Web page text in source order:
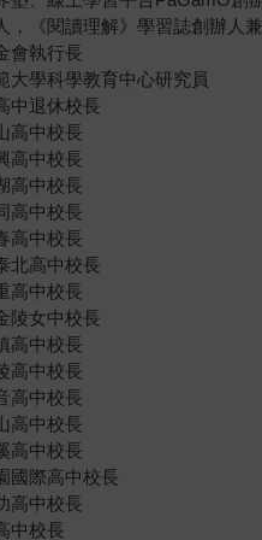
，《閱讀理解》學習誌創辦人
會執行長
大學科學教育中心研究員
中退休校長
高中校長
高中校長
高中校長
高中校長
高中校長
北高中校長
高中校長
陵女中校長
高中校長
高中校長
高中校長
高中校長
高中校長
國際高中校長
高中校長
中校長